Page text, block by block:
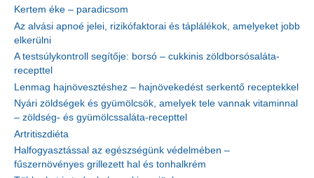
Kertem éke – paradicsom
Az alvási apnoé jelei, rizikófaktorai és táplálékok, amelyeket jobb
elkerülni
A testsúlykontroll segítője: borsó – cukkinis zöldborsósaláta-
recepttel
Lenmag hajnövesztéshez – hajnövekedést serkentő receptekkel
Nyári zöldségek és gyümölcsök, amelyek tele vannak vitaminnal
– zöldség- és gyümölcssaláta-recepttel
Artritiszdiéta
Halfogyasztással az egészségünk védelmében –
fűszernövényes grillezett hal és tonhalkrém